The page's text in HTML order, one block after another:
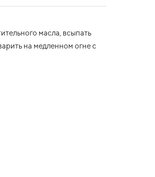
масла, всыпать
на медленном огне с